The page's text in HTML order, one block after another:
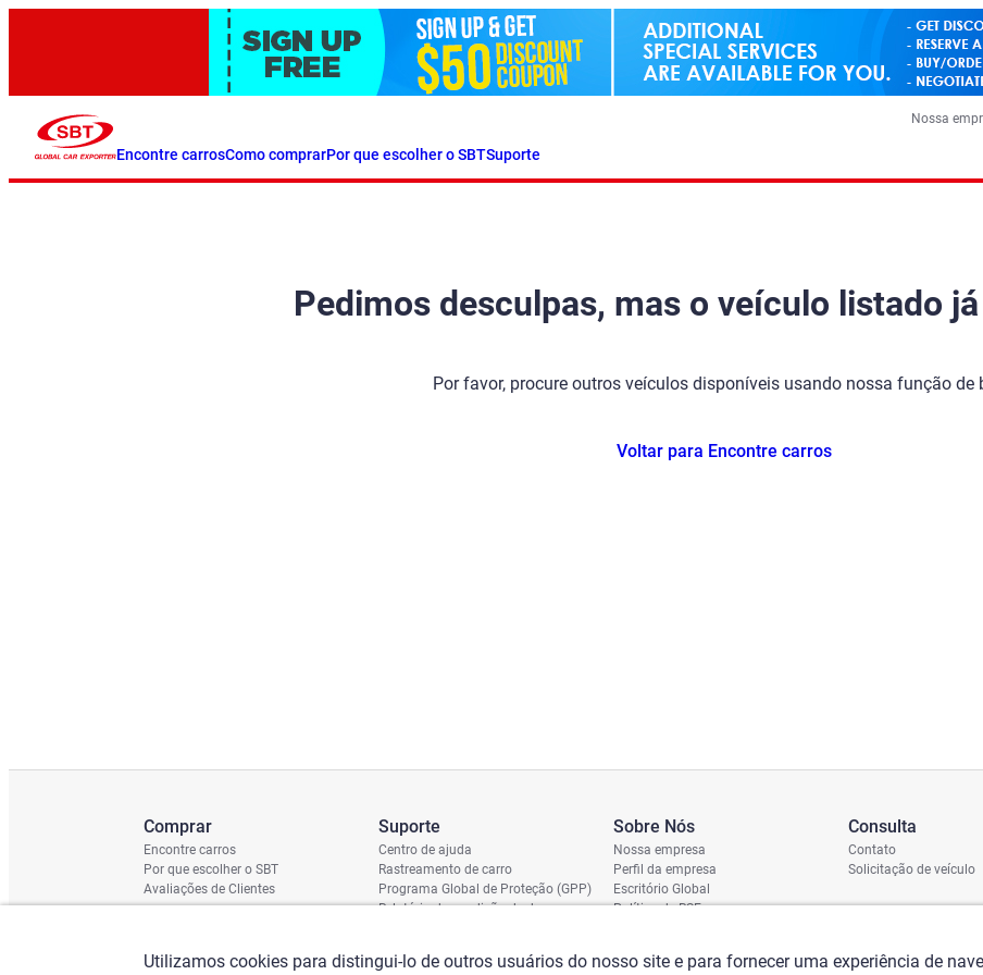
Encontre carrosComo comprarPor que escolher o SBTSuporte
Nossa
Pedimos desculpas, mas o veículo listado
Por favor, procure outros veículos disponíveis usando nossa função de
Voltar para Encontre carros
Comprar
Encontre carros
Por que escolher o SBT
Avaliações de Clientes
Suporte
Centro de ajuda
Rastreamento de carro
Programa Global de Proteção (GPP)
Relatório de condição de dano
Sobre Nós
Nossa empresa
Perfil da empresa
Escritório Global
Política de RSE
Consulta
Contato
Solicitação de veículo
Utilizamos cookies para distingui-lo de outros usuários do nosso site e para fornecer uma experiência de